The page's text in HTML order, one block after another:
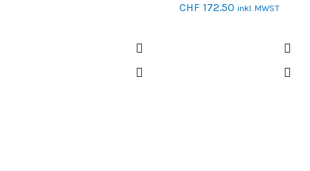
CHF 172.50 inkl. MWST